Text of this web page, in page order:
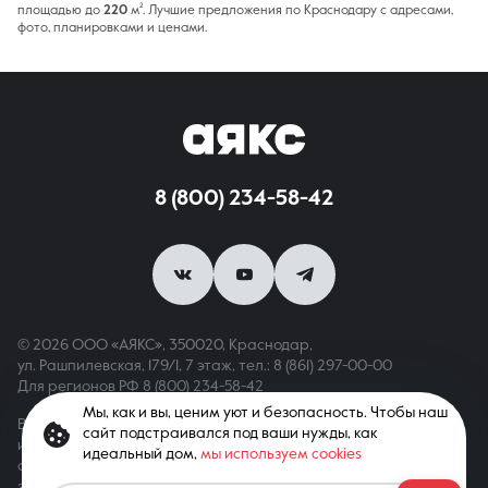
площадью до 220 м². Лучшие предложения по Краснодару с адресами,
фото, планировками и ценами.
8 (800) 234-58-42
© 2026 ООО «АЯКС», 350020, Краснодар,
ул. Рашпилевская, 179/1, 7 этаж, тел.: 8 (861) 297-00-00
Для регионов РФ 8 (800) 234-58-42
Вся информация, опубликованная на сайте, носит только
информационный характер и не является публичной офертой,
определяемой положениями ст. 437 ГК РФ. Все права
Мы, как и вы, ценим уют и безопасность. Чтобы наш
сайт подстраивался под ваши нужды, как
идеальный дом, мы используем cookies